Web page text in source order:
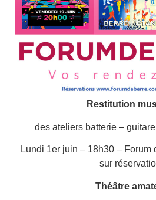
Restitution
des ateliers batterie –
Lundi 1er juin – 18h30 – Forum
sur
Théâtre